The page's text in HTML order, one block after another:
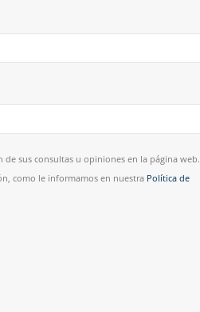
sus consultas u opiniones en la página web.
como le informamos en nuestra Política de